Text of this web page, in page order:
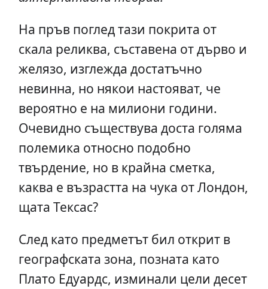
На пръв поглед тази покрита от
скала реликва, съставена от дърво и
желязо, изглежда достатъчно
невинна, но някои настояват, че
вероятно е на милиони години.
Очевидно съществува доста голяма
полемика относно подобно
твърдение, но в крайна сметка,
каква е възрастта на чука от Лондон,
щата Тексас?
След като предметът бил открит в
географската зона, позната като
Плато Едуардс, изминали цели десет